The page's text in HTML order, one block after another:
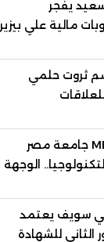
يفجر
مالية علي بيزيرا
ثروت حلمي
وعضوًا بالهيئة
العليا لمنظمة
يوإن»
برنامج MBA جامعة مصر
الوجهة
وقيادات
لصناعة قادة
سويف يعتمد
الثاني للشهادة